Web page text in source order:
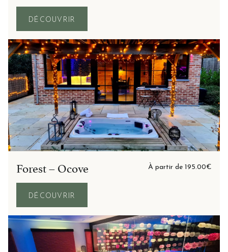
DÉCOUVRIR
Forest – Ocove À partir de 195.00€
DÉCOUVRIR